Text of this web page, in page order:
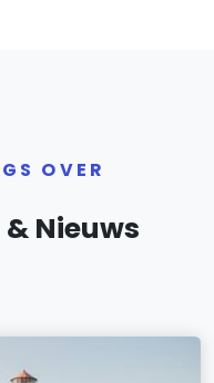
OVER
Nieuws